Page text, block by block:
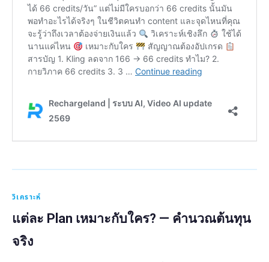
วิเคราะห์
แต่ละ Plan เหมาะกับใคร? — คำนวณต้นทุน
จริง